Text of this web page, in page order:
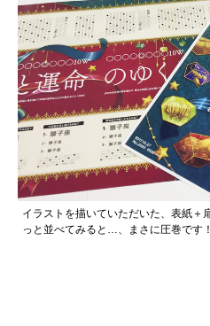
イラストを描いていただいた、表紙＋
っと並べてみると…、まさに圧巻です！